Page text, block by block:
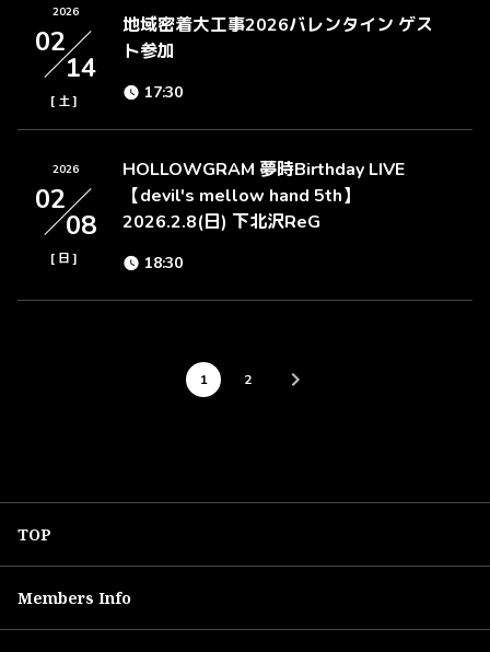
2026
02
14
[ 土]
地域密着大工事2026バレンタイン ゲス
ト参加
17:30
2026
02
08
[ 日]
HOLLOWGRAM 夢時Birthday LIVE
【devil's mellow hand 5th】
2026.2.8(日) 下北沢ReG
18:30
1 2
TOP
Members Info